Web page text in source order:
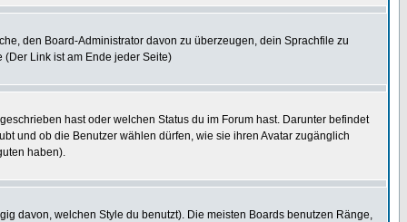
den Board-Administrator davon zu überzeugen, dein Sprachfile zu
Link ist am Ende jeder Seite)
hast oder welchen Status du im Forum hast. Darunter befindet
und ob die Benutzer wählen dürfen, wie sie ihren Avatar zugänglich
haben).
davon, welchen Style du benutzt). Die meisten Boards benutzen Ränge,